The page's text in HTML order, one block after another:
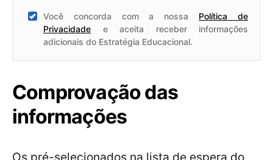
Você concorda com a nossa Política de
Privacidade e aceita receber informações
adicionais do Estratégia Educacional.
Comprovação das
informações